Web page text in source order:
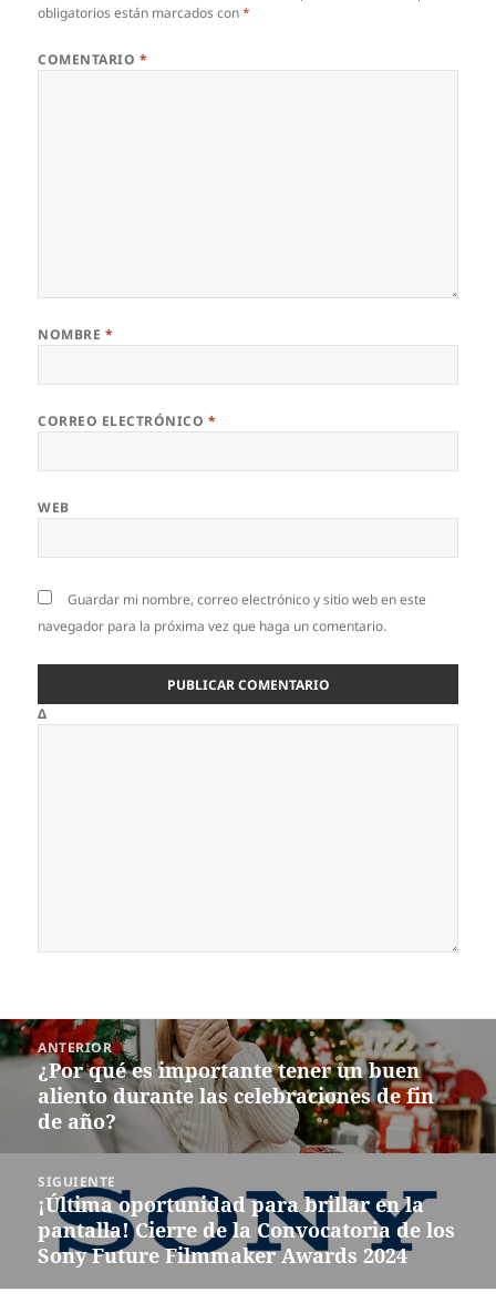
obligatorios están marcados con*
COMENTARIO *
NOMBRE *
CORREO ELECTRÓNICO *
WEB
Guardar mi nombre, correo electrónico y sitio web en este
navegador para la próxima vez que haga un comentario.
Δ
Navegación
de
entradas
ANTERIOR
Entrada
anterior:
¿Por qué es importante tener un buen
aliento durante las celebraciones de fin
de año?
SIGUIENTE
Siguiente
entrada:
¡Última oportunidad para brillar en la
pantalla! Cierre de la Convocatoria de los
Sony Future Filmmaker Awards 2024